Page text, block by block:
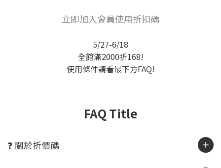
立即加入會員使用折扣碼
5/27-6/18
全館滿2000折168!
使用條件請看最下方FAQ!
FAQ Title
❓ 關於折價碼